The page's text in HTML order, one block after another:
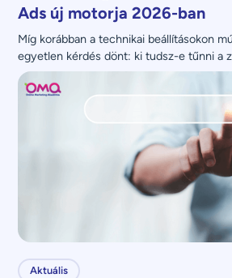
Ads új motorja 2026-ban
Míg korábban a technikai beállításokon
egyetlen kérdés dönt: ki tudsz-e tűnni a
üzenettel?
Aktuális